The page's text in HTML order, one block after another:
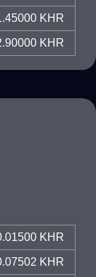
KHR
KHR
KHR
KHR